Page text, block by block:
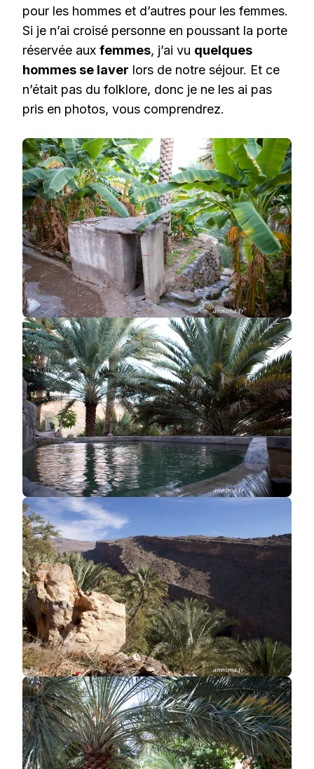
pour les hommes et d’autres pour les femmes.
Si je n’ai croisé personne en poussant la porte
réservée aux femmes, j’ai vu quelques
hommes se laver lors de notre séjour. Et ce
n’était pas du folklore, donc je ne les ai pas
pris en photos, vous comprendrez.